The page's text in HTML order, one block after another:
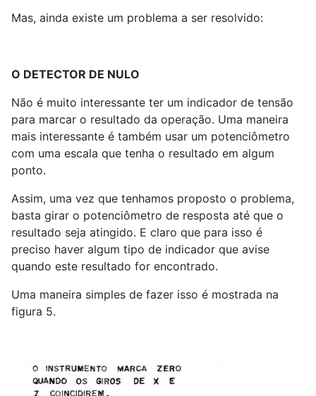
Mas, ainda existe um problema a ser resolvido:
O DETECTOR DE NULO
Não é muito interessante ter um indicador de tensão
para marcar o resultado da operação. Uma maneira
mais interessante é também usar um potenciômetro
com uma escala que tenha o resultado em algum
ponto.
Assim, uma vez que tenhamos proposto o problema,
basta girar o potenciômetro de resposta até que o
resultado seja atingido. E claro que para isso é
preciso haver algum tipo de indicador que avise
quando este resultado for encontrado.
Uma maneira simples de fazer isso é mostrada na
figura 5.